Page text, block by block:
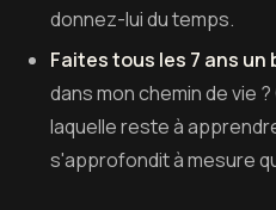
donnez-lui du temps.
Faites tous les 7 ans un
dans mon chemin de vie
laquelle reste à
s'approfondit à mesure